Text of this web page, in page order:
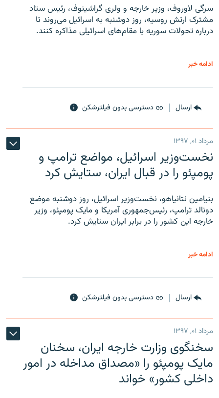
سرگی لاوروف، وزیر خارجه و ولری گراشینوف، رئیس ستاد
مشترک ارتش روسیه، روز دوشنبه به اسرائیل می‌روند تا
درباره تحولات سوریه با مقام‌های اسرائیلی مذاکره کنند.
ادامه خبر
ارسال دسترسی بدون فیلترشکن
مرداد ۰۱, ۱۳۹۷
نخست‌وزیر اسرائیل، مواضع ترامپ و
پومپئو را در قبال ایران، ستایش کرد
بنیامین نتانیاهو، نخست‌وزیر اسرائیل، روز دوشنبه موضع
دونالد ترامپ، رئیس‌جمهوری آمریکا و مایک پومپئو، وزیر
خارجه این کشور را در برابر ایران ستایش کرد.
ادامه خبر
ارسال دسترسی بدون فیلترشکن
مرداد ۰۱, ۱۳۹۷
سخنگوی وزارت خارجه ایران، سخنان
مایک پومپئو را «مصداق مداخله در امور
داخلی کشور» خواند